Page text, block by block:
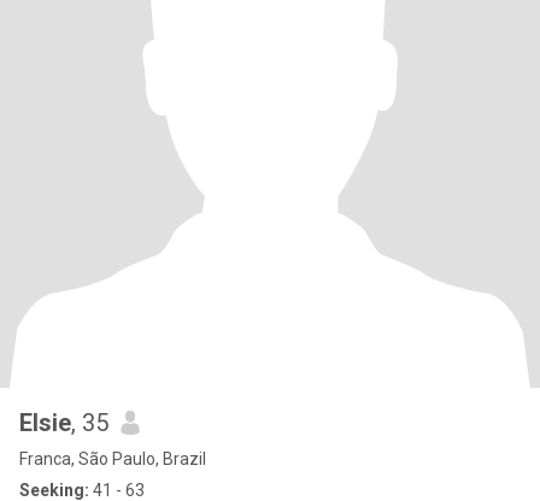
Elsie, 35
Franca, São Paulo, Brazil
Seeking: 41 - 63